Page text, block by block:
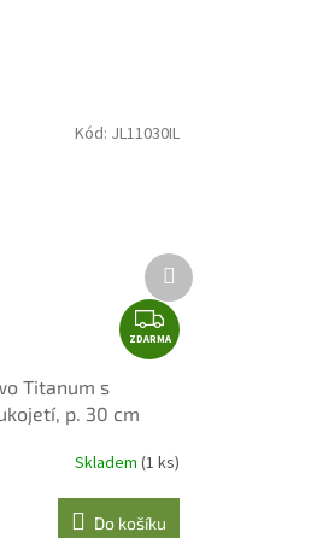
Z
D
A
ZDARMA
Titanum s
p. 30 cm
Skladem (1 ks)
Do košíku
Kód: JL11030IL
Další
produkt